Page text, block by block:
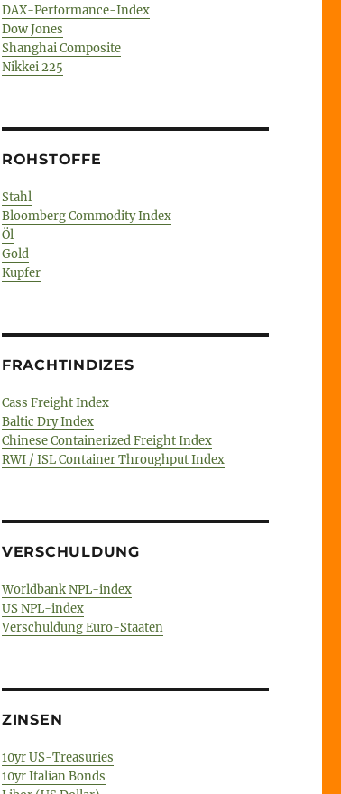
DAX-Performance-Index
Dow Jones
Shanghai Composite
Nikkei 225
ROHSTOFFE
Stahl
Bloomberg Commodity Index
Öl
Gold
Kupfer
FRACHTINDIZES
Cass Freight Index
Baltic Dry Index
Chinese Containerized Freight Index
RWI / ISL Container Throughput Index
VERSCHULDUNG
Worldbank NPL-index
US NPL-index
Verschuldung Euro-Staaten
ZINSEN
10yr US-Treasuries
10yr Italian Bonds